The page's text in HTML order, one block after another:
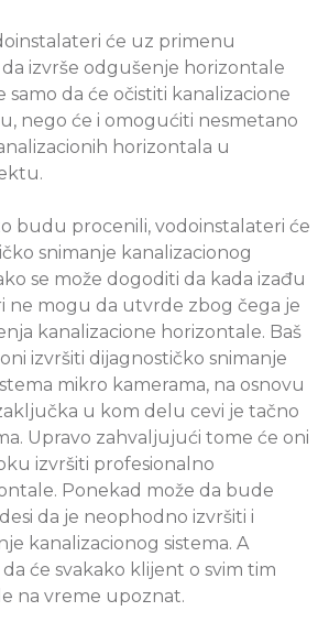
će uz primenu
izvrše odgušenje horizontale
samo da će očistiti kanalizacione
nego će i omogućiti nesmetano
horizontala u
budu procenili, vodoinstalateri će
snimanje kanalizacionog
se može dogoditi da kada izađu
ne mogu da utvrde zbog čega je
kanalizacione horizontale. Baš
izvršiti dijagnostičko snimanje
mikro kamerama, na osnovu
u kom delu cevi je tačno
Upravo zahvaljujući tome će oni
izvršiti profesionalno
Ponekad može da bude
da je neophodno izvršiti i
kanalizacionog sistema. A
će svakako klijent o svim tim
na vreme upoznat.